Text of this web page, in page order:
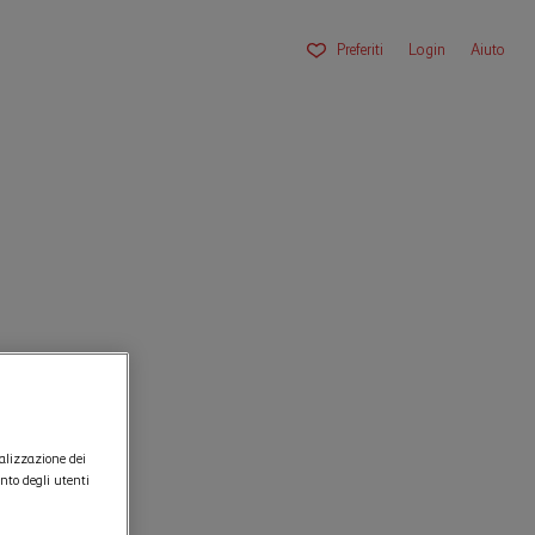
Preferiti Login Aiuto
dei
degli utenti